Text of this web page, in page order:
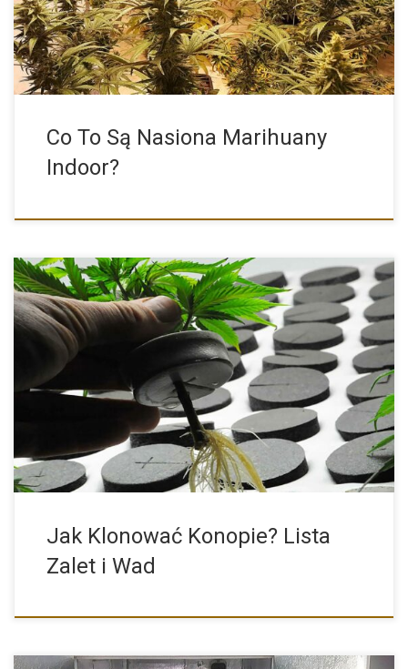
Co To Są Nasiona Marihuany
Indoor?
Niemal każdy z nas widział kiedyś odnóżkę jakiejkolwiek rośliny
domowej. […]
Jak Klonować Konopie? Lista
Zalet i Wad